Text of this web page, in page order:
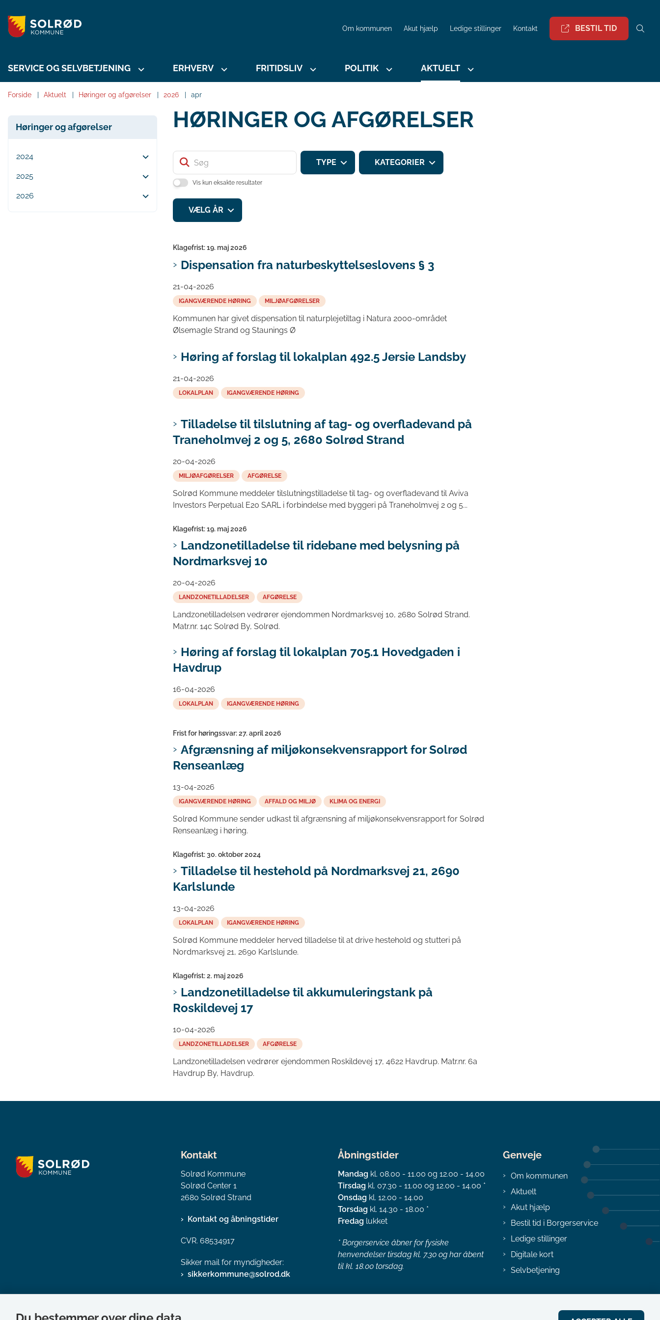
Om kommunen Akut hjælp Ledige stillinger Kontakt BESTIL TID
SERVICE OG SELVBETJENING ERHVERV FRITIDSLIV POLITIK AKTUELT
Forside Aktuelt Høringer og afgørelser 2026 apr
Høringer og afgørelser
2024
2025
2026
HØRINGER OG AFGØRELSER
Søg
Vis kun eksakte resultater
TYPE KATEGORIER
VÆLG ÅR
Klagefrist: 19. maj 2026
Dispensation fra naturbeskyttelseslovens § 3
21-04-2026
IGANGVÆRENDE HØRING MILJØAFGØRELSER
Kommunen har givet dispensation til naturplejetiltag i Natura 2000-området
Ølsemagle Strand og Staunings Ø
Høring af forslag til lokalplan 492.5 Jersie Landsby
21-04-2026
LOKALPLAN IGANGVÆRENDE HØRING
Tilladelse til tilslutning af tag- og overfladevand på
Traneholmvej 2 og 5, 2680 Solrød Strand
20-04-2026
MILJØAFGØRELSER AFGØRELSE
Solrød Kommune meddeler tilslutningstilladelse til tag- og overfladevand til Aviva
Investors Perpetual E20 SARL i forbindelse med byggeri på Traneholmvej 2 og 5...
Klagefrist: 19. maj 2026
Landzonetilladelse til ridebane med belysning på
Nordmarksvej 10
20-04-2026
LANDZONETILLADELSER AFGØRELSE
Landzonetilladelsen vedrører ejendommen Nordmarksvej 10, 2680 Solrød Strand.
Matr.nr. 14c Solrød By, Solrød.
Høring af forslag til lokalplan 705.1 Hovedgaden i
Havdrup
16-04-2026
LOKALPLAN IGANGVÆRENDE HØRING
Frist for høringssvar: 27. april 2026
Afgrænsning af miljøkonsekvensrapport for Solrød
Renseanlæg
13-04-2026
IGANGVÆRENDE HØRING AFFALD OG MILJØ KLIMA OG ENERGI
Solrød Kommune sender udkast til afgrænsning af miljøkonsekvensrapport for Solrød
Renseanlæg i høring.
Klagefrist: 30. oktober 2024
Tilladelse til hestehold på Nordmarksvej 21, 2690
Karlslunde
13-04-2026
LOKALPLAN IGANGVÆRENDE HØRING
Solrød Kommune meddeler herved tilladelse til at drive hestehold og stutteri på
Nordmarksvej 21, 2690 Karlslunde.
Klagefrist: 2. maj 2026
Landzonetilladelse til akkumuleringstank på
Roskildevej 17
10-04-2026
LANDZONETILLADELSER AFGØRELSE
Landzonetilladelsen vedrører ejendommen Roskildevej 17, 4622 Havdrup. Matr.nr. 6a
Havdrup By, Havdrup.
Kontakt
Solrød Kommune
Solrød Center 1
2680 Solrød Strand
Kontakt og åbningstider
CVR. 68534917
Sikker mail for myndigheder:
sikkerkommune@solrod.dk
Åbningstider
Mandag kl. 08.00 - 11.00 og 12.00 - 14.00
Tirsdag kl. 07.30 - 11.00 og 12.00 - 14.00 *
Onsdag kl. 12.00 - 14.00
Torsdag kl. 14.30 - 18.00 *
Fredag lukket
* Borgerservice åbner for fysiske
henvendelser tirsdag kl. 7.30 og har åbent
til kl. 18.00 torsdag.
Genveje
Om kommunen
Aktuelt
Akut hjælp
Bestil tid i Borgerservice
Ledige stillinger
Digitale kort
Selvbetjening